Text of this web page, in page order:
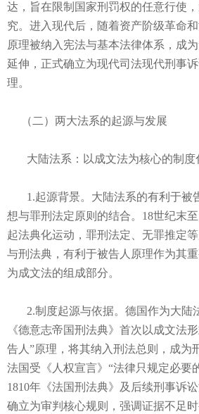
达，旨在限制国家刑罚权的任意行使
究。进入现代后，随着资产阶级革命
原理被纳入宪法与基本法律体系，成
延伸，正式确立为现代司法现代刑事
理。
（二）两大法系的起源与发展
大陆法系：以成文法为核心的制度
1.起源背景。大陆法系的有利于被
想与罪刑法定原则的结合。18世纪末
起法典化运动，罪刑法定、无罪推定
与刑法典，有利于被告人原理作为其
为成文法的组成部分。
2.制度起源与依据。德国作为大陆
《德意志帝国刑法典》首次以成文法
告人”原理，将其纳入刑法总则，成为
法国受《人权宣言》“法律只规定必要
1810年《法国刑法典》及后续刑事诉
确立为审判核心规则，强调证据不足